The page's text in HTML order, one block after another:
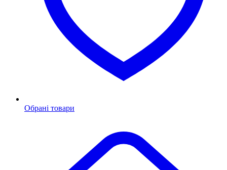
Обрані товари